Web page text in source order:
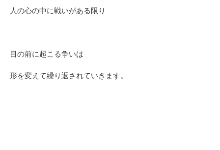
人の心の中に戦いがある限り
目の前に起こる争いは
形を変えて繰り返されていきます。